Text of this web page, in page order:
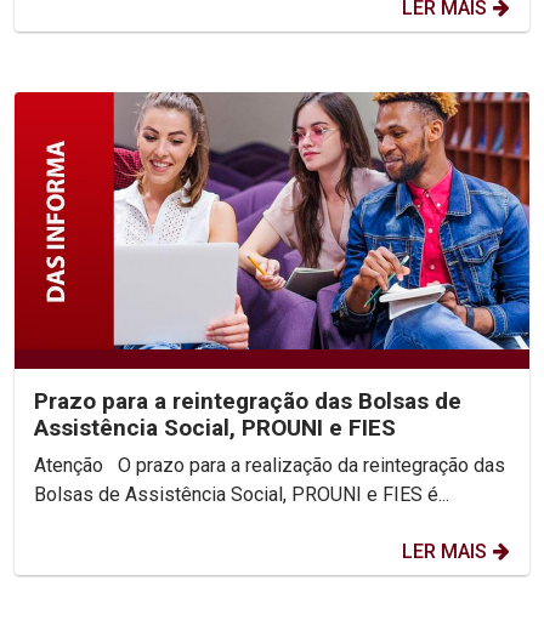
LER MAIS
Prazo para a reintegração das Bolsas de
Assistência Social, PROUNI e FIES
Atenção O prazo para a realização da reintegração das
Bolsas de Assistência Social, PROUNI e FIES é...
LER MAIS